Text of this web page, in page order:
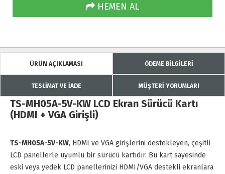
HEMEN AL
ÜRÜN AÇIKLAMASI ÖDEME BİLGİLERİ
TESLİMAT VE İADE MÜŞTERİ YORUMLARI
TS-MH05A-5V-KW LCD Ekran Sürücü Kartı
(HDMI + VGA Girişli)
TS-MH05A-5V-KW, HDMI ve VGA girişlerini destekleyen, çeşitli
LCD panellerle uyumlu bir sürücü kartıdır. Bu kart sayesinde
eski veya yedek LCD panellerinizi HDMI/VGA destekli ekranlara